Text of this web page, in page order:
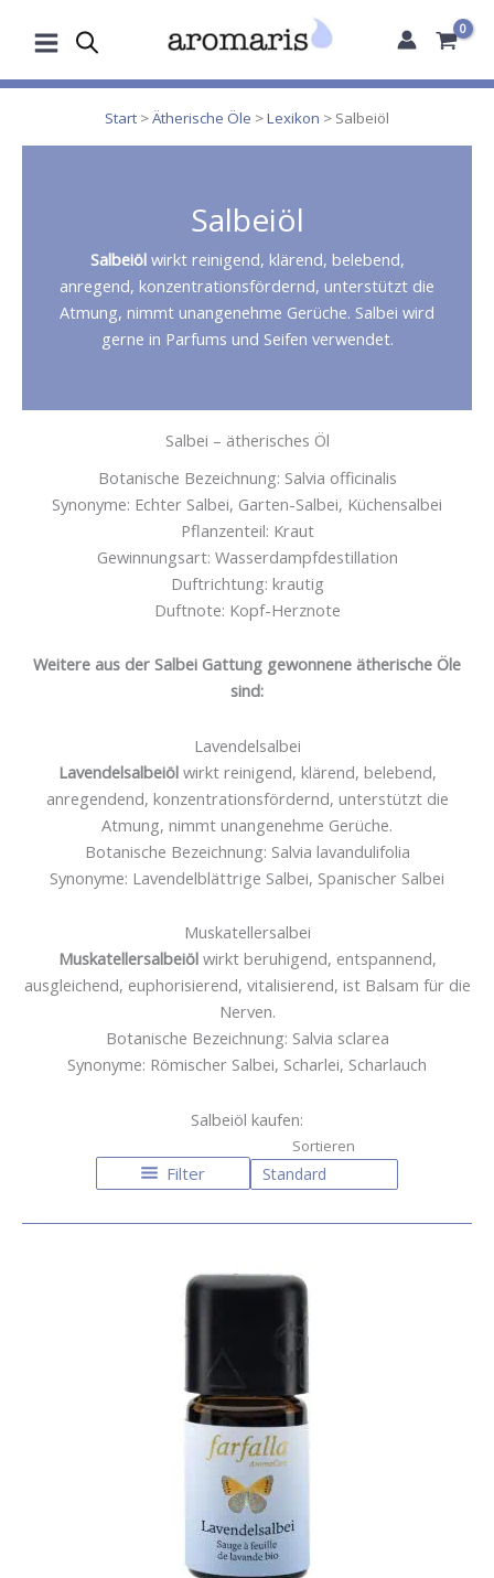
Inhalt
Start >Ätherische Öle >Lexikon > Salbeiöl
Salbeiöl
Salbeiölwirkt reinigend, klärend, belebend,
anregend, konzentrationsfördernd, unterstützt die
Atmung, nimmt unangenehme Gerüche. Salbei wird
gerne in Parfums und Seifen verwendet.
Salbei – ätherisches Öl
Botanische Bezeichnung: Salvia officinalis
Synonyme: Echter Salbei, Garten-Salbei, Küchensalbei
Pflanzenteil: Kraut
Gewinnungsart: Wasserdampfdestillation
Duftrichtung: krautig
Duftnote: Kopf-Herznote
Weitere aus der Salbei Gattung gewonnene ätherische Öle
sind:
Lavendelsalbei
Lavendelsalbeiölwirkt reinigend, klärend, belebend,
anregendend, konzentrationsfördernd, unterstützt die
Atmung, nimmt unangenehme Gerüche.
Botanische Bezeichnung: Salvia lavandulifolia
Synonyme: Lavendelblättrige Salbei, Spanischer Salbei
Muskatellersalbei
Muskatellersalbeiölwirkt beruhigend, entspannend,
ausgleichend, euphorisierend, vitalisierend, ist Balsam für die
Nerven.
Botanische Bezeichnung: Salvia sclarea
Synonyme: Römischer Salbei, Scharlei, Scharlauch
Salbeiöl kaufen:
Filter